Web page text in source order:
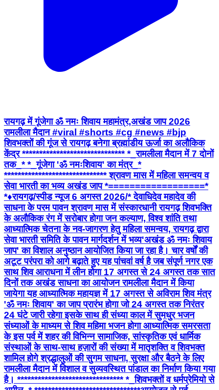
रायगढ़ में गूंजेगा ॐ नमः शिवाय महामंत्र,अखंड जाप 2026
रामलीला मैदान #viral #shorts #cg #news #bjp
शिवभक्तों की गूंज से रायगढ़ बनेगा ब्रह्मांडीय ऊर्जा का अलौकिक
केंद्र ****************************** *_रामलीला मैदान में 7 दोनों
तक_* *_गूंजेगा 'ॐ नमःशिवाय' का मंत्र_*
****************************** श्रावण मास में महिला समन्वय व
सेवा भारती का भव्य अखंड जाप *==================*
*♦रायगढ़/स्पीड न्यूज 6 अगस्त 2026/* देवाधिदेव महादेव की
साधना के परम पावन श्रावण मास में संस्कारधानी रायगढ़ शिवभक्ति
के अलौकिक रंग में सरोबार होगा जन कल्याण, विश्व शांति तथा
आध्यात्मिक चेतना के नव-जागरण हेतु महिला समन्वय, रायगढ़ द्वारा
सेवा भारती समिति के पावन मार्गदर्शन में भव्य'अखंड ॐ नमः शिवाय
जाप' का विशाल अनुष्ठान आयोजित किया जा रहा है। चार वर्षों की
अटूट परंपरा को आगे बढ़ाते हुए यह पांचवां वर्ष है जब संपूर्ण नगर एक
साथ शिव आराधना में लीन होगा 17 अगस्त से 24 अगस्त तक सात
दिनों तक अखंड साधना का आयोजन रामलीला मैदान में किया
जायेगा यह ​आध्यात्मिक महायज्ञ में 17 अगस्त से अविराम शिव मंत्र
'ॐ नमः शिवाय' का जाप प्रारंभ होगा जो 24 अगस्त तक निरंतर
24 घंटे जारी रहेगा इसके साथ ही संध्या काल में सुमधुर भजन
संध्याओं के माध्यम से शिव महिमा भजन होगा आध्यात्मिक समरसता
के इस पर्व में शहर की विभिन्न सामाजिक, सांस्कृतिक एवं धार्मिक
संस्थाओं के साथ-साथ हज़ारों की संख्या में मातृशक्ति व शिवभक्त
शामिल होगे श्रद्धालुओं की सुगम साधना, सुरक्षा और बैठने के लिए
रामलीला मैदान में विशाल व सुव्यवस्थित पांडाल का निर्माण किया गया
है। ******************************* *_​शिवभक्तों व धर्मप्रेमियो से